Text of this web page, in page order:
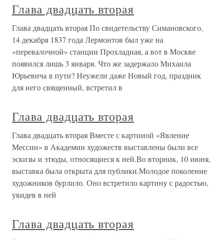
Глава двадцать вторая
Глава двадцать вторая По свидетельству Симановского,
14 декабря 1837 года Лермонтов был уже на
«перевалочной» станции Прохладная, а вот в Москве
появился лишь 3 января. Что же задержало Михаила
Юрьевича в пути? Неужели даже Новый год, праздник
для него священный, встретил в
Глава двадцать вторая
Глава двадцать вторая Вместе с картиной «Явление
Мессии» в Академии художеств выставлены были все
эскизы и этюды, относящиеся к ней.Во вторник, 10 июня,
выставка была открыта для публики.Молодое поколение
художников бурлило. Оно встретило картину с радостью,
увидев в ней
Глава двадцать вторая